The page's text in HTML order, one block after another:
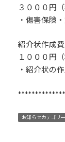
３０００円（
・傷害保険
紹介状作成
１０００円（
・紹介状の
お知らせカテゴリー